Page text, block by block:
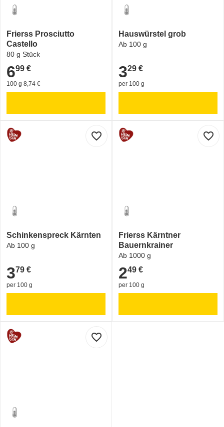
Frierss Prosciutto
Castello
80 g Stück
6,99 €
699 €
100 g 8,74 €
Hauswürstel grob
Ab 100 g
3,29 €
329 €
per 100 g
favorite_border
Schinkenspreck Kärnten
Ab 100 g
3,79 €
379 €
per 100 g
favorite_border
Frierss Kärntner
Bauernkrainer
Ab 1000 g
2,49 €
249 €
per 100 g
favorite_border